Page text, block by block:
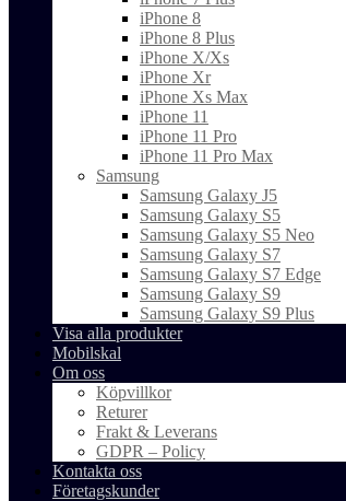
iPhone 8
iPhone 8 Plus
iPhone X/Xs
iPhone Xr
iPhone Xs Max
iPhone 11
iPhone 11 Pro
iPhone 11 Pro Max
Samsung
Samsung Galaxy J5
Samsung Galaxy S5
Samsung Galaxy S5 Neo
Samsung Galaxy S7
Samsung Galaxy S7 Edge
Samsung Galaxy S9
Samsung Galaxy S9 Plus
Visa alla produkter
Mobilskal
Om oss
Köpvillkor
Returer
Frakt & Leverans
GDPR – Policy
Kontakta oss
Företagskunder